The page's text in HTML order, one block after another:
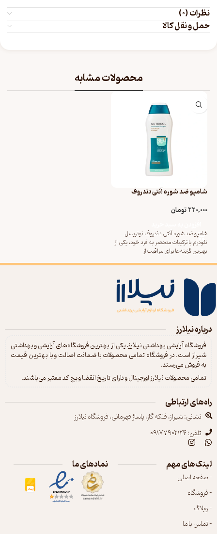
نظرات (0)
حمل و نقل کالا
محصولات مشابه
شامپو ضد شوره آنتی دندروف
نوتریسل نئودرم
220,000تومان
شامپو ضد شوره آنتی دندروف نوتریسل
نئودرم با ترکیبات منحصر به فرد خود، یکی از
بهترین گزینه‌ها برای مراقبت از
درباره نیلارز
فروشگاه آرایشی بهداشتی نیلارز، یکی از بهترین فروشگاه‌های آرایشی و بهداشتی
شیراز است. در فروشگاه تمامی محصولات با ضمانت اصالت و با بهترین قیمت
به فروش می‌رسند.
تمامی محصولات نیلارز اورجینال و دارای تاریخ انقضا و بچ کد معتبر می‌باشند.
لینک‌های مهم
- صفحه اصلی
- فروشگاه
- وبلاگ
- تماس با ما
راه‌های ارتباطی
نشانی: شیراز، فلکه گاز، پاساژ قهرمانی، فروشگاه نیلارز
تلفن: 09177902124
نمادهای ما